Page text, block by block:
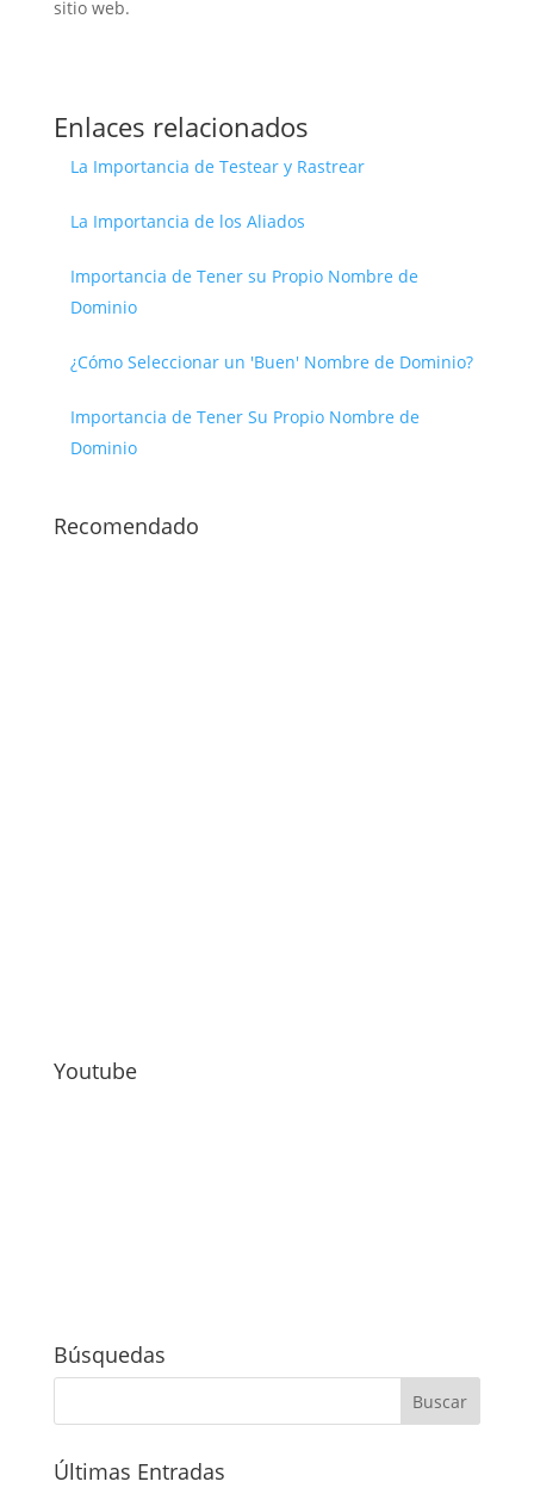
sitio web.
Enlaces relacionados
La Importancia de Testear y Rastrear
La Importancia de los Aliados
Importancia de Tener su Propio Nombre de
Dominio
¿Cómo Seleccionar un 'Buen' Nombre de Dominio?
Importancia de Tener Su Propio Nombre de
Dominio
Recomendado
Youtube
Búsquedas
Últimas Entradas